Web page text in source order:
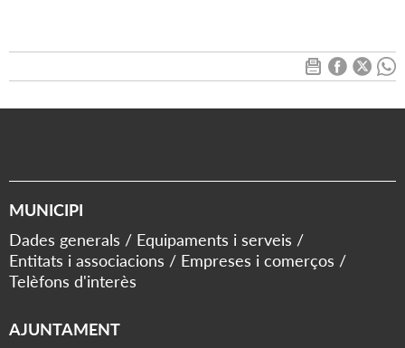
MUNICIPI
Dades generals
Equipaments i serveis
Entitats i associacions
Empreses i comerços
Telèfons d'interès
AJUNTAMENT